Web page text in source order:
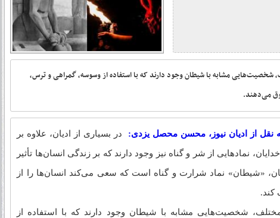
شخصیت‌هایی مشابه با شیطان وجود دارند که با استفاده از وسوسه، گمراهی و ترس،
می‌دهند.
نقل از ادیان نیوز، محسن محصل یزدی: در بسیاری از ادیان، علاوه بر
نماد‌هایی از شر و گناه نیز وجود دارند که بر زندگی انسان‌ها تأثیر
«شیطان» نماد شرارت و گناه است که سعی می‌کند انسان‌ها را از
شخصیت‌هایی مشابه با شیطان وجود دارند که با استفاده از